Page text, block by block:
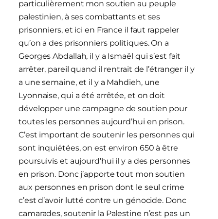
particulièrement mon soutien au peuple
palestinien, à ses combattants et ses
prisonniers, et ici en France il faut rappeler
qu’on a des prisonniers politiques. On a
Georges Abdallah, il y a Ismaël qui s’est fait
arrêter, pareil quand il rentrait de l’étranger il y
a une semaine, et il y a Mahdieh, une
Lyonnaise, qui a été arrêtée, et on doit
développer une campagne de soutien pour
toutes les personnes aujourd’hui en prison.
C’est important de soutenir les personnes qui
sont inquiétées, on est environ 650 à être
poursuivis et aujourd’hui il y a des personnes
en prison. Donc j’apporte tout mon soutien
aux personnes en prison dont le seul crime
c’est d’avoir lutté contre un génocide. Donc
camarades, soutenir la Palestine n’est pas un